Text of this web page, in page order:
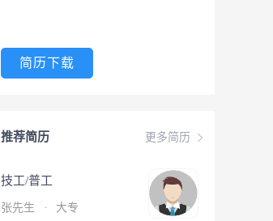
简历下载
更多简历
推荐简历
技工/普工
张先生 · 大专